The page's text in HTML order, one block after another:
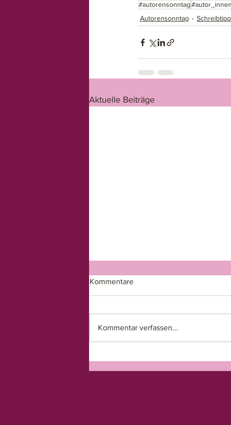
#autorensonntag
Autorensonntag
Aktuelle Beiträge
Kommentare
Kommentar verfassen...